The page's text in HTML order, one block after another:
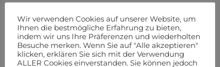
ALLE PROODUKTE
Vintage Jog Pant Classic
ALLE PROODUKTE
Vintage Hooded Sweat
Wir verwenden Cookies auf unserer Website, um
Ihnen die bestmögliche Erfahrung zu bieten,
indem wir uns Ihre Präferenzen und wiederholten
Besuche merken. Wenn Sie auf "Alle akzeptieren"
klicken, erklären Sie sich mit der Verwendung
ALLER Cookies einverstanden. Sie können jedoch